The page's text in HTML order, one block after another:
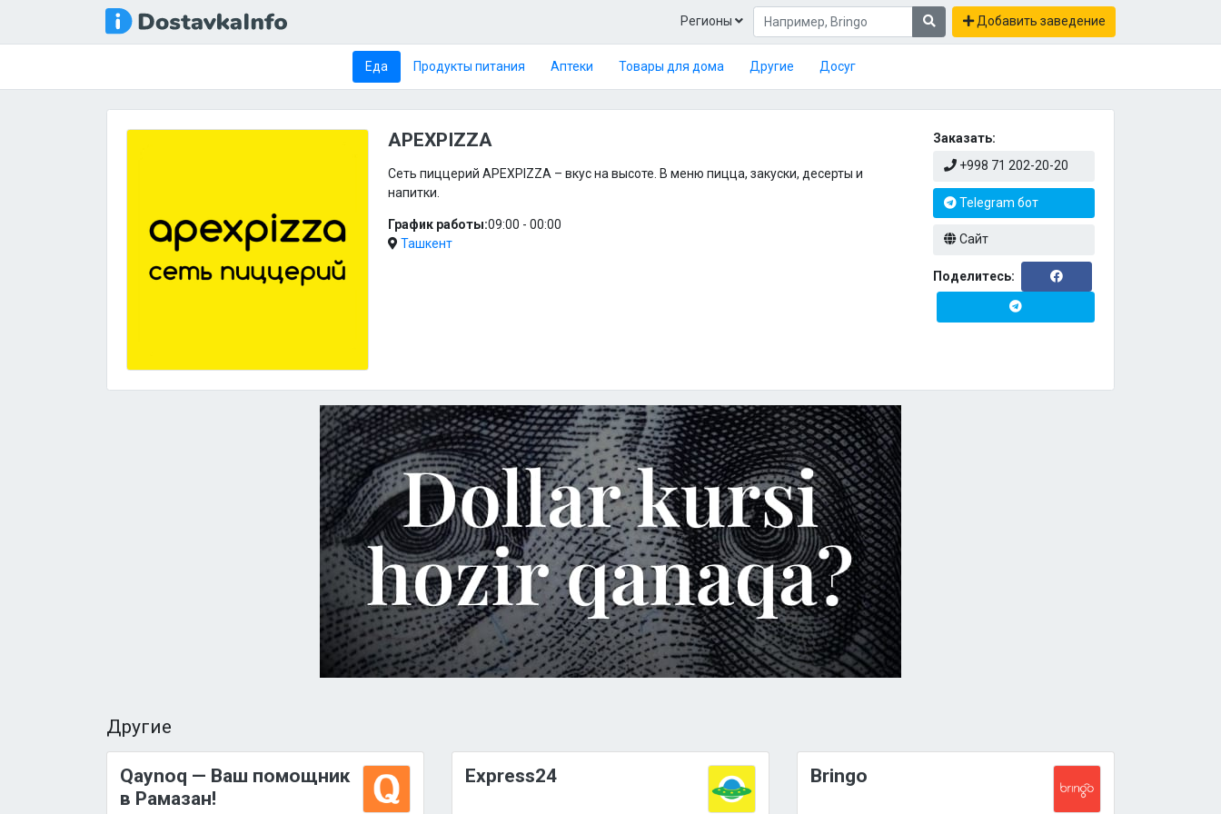
Регионы Добавить заведение
Еда Продукты питания Аптеки Товары для дома Другие Досуг
APEXPIZZA
Сеть пиццерий APEXPIZZA – вкус на высоте. В меню пицца, закуски, десерты и
напитки.
График работы:09:00 - 00:00
Ташкент
Заказать:
+998 71 202-20-20
Telegram бот
Сайт
Поделитесь:
Другие
Qaynoq — Ваш помощник
в Рамазан!
Express24 Bringo